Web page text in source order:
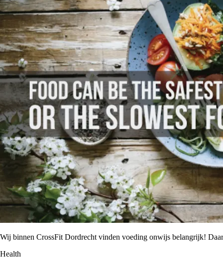
Wij binnen CrossFit Dordrecht vinden voeding onwijs belangrijk!
Health